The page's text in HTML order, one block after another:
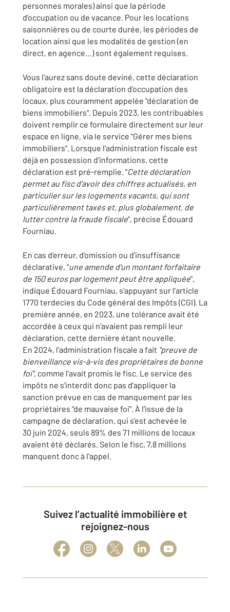
personnes morales) ainsi que la période
d'occupation ou de vacance. Pour les locations
saisonnières ou de courte durée, les périodes de
location ainsi que les modalités de gestion (en
direct, en agence…) sont également requises.
Vous l'aurez sans doute deviné, cette déclaration
obligatoire est la déclaration d'occupation des
locaux, plus couramment appelée "déclaration de
biens immobiliers". Depuis 2023, les contribuables
doivent remplir ce formulaire directement sur leur
espace en ligne, via le service "Gérer mes biens
immobiliers". Lorsque l'administration fiscale est
déjà en possession d'informations, cette
déclaration est pré-remplie. "Cette déclaration
permet au fisc d'avoir des chiffres actualisés, en
particulier sur les logements vacants, qui sont
particulièrement taxés et, plus globalement, de
lutter contre la fraude fiscale", précise Édouard
Fourniau.
En cas d'erreur, d'omission ou d'insuffisance
déclarative, "une amende d'un montant forfaitaire
de 150 euros par logement peut être appliquée",
indique Édouard Fourniau, s'appuyant sur l'article
1770 terdecies du Code général des Impôts (CGI). La
première année, en 2023, une tolérance avait été
accordée à ceux qui n'avaient pas rempli leur
déclaration, cette dernière étant nouvelle.
En 2024, l'administration fiscale a fait "preuve de
bienveillance vis-à-vis des propriétaires de bonne
foi", comme l'avait promis le fisc. Le service des
impôts ne s'interdit donc pas d'appliquer la
sanction prévue en cas de manquement par les
propriétaires "de mauvaise foi". À l'issue de la
campagne de déclaration, qui s'est achevée le
30 juin 2024, seuls 89% des 71 millions de locaux
avaient été déclarés. Selon le fisc, 7,8 millions
manquent donc à l'appel.
Suivez l’actualité immobilière et
rejoignez-nous